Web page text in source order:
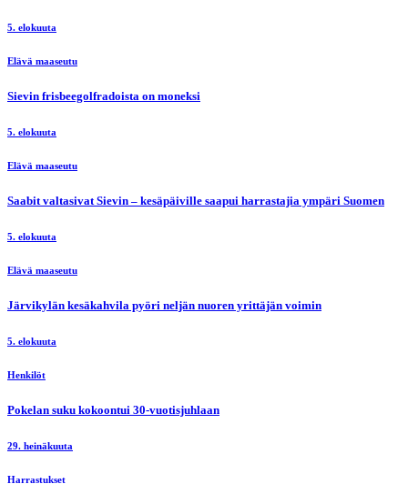
5. elokuuta
Elävä maaseutu
Sievin frisbeegolfradoista on moneksi
5. elokuuta
Elävä maaseutu
Saabit valtasivat Sievin – kesäpäiville saapui harrastajia ympäri Suomen
5. elokuuta
Elävä maaseutu
Järvikylän kesäkahvila pyöri neljän nuoren yrittäjän voimin
5. elokuuta
Henkilöt
Pokelan suku kokoontui 30-vuotisjuhlaan
29. heinäkuuta
Harrastukset